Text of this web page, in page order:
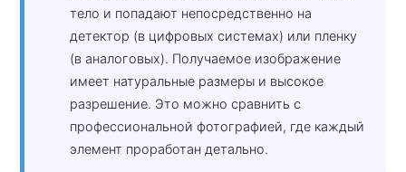
тело и попадают непосредственно на
детектор (в цифровых системах) или пленку
(в аналоговых). Получаемое изображение
имеет натуральные размеры и высокое
разрешение. Это можно сравнить с
профессиональной фотографией, где каждый
элемент проработан детально.